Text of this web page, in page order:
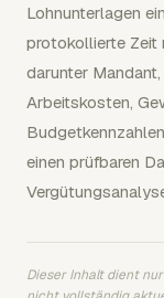
Lohnunterlagen
protokollierte Zeit
darunter
Arbeitskosten,
einen prüfbaren
Dieser Inhalt dient